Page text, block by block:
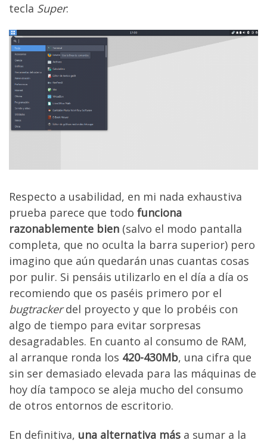
tecla Super:
Respecto a usabilidad, en mi nada exhaustiva
prueba parece que todo funciona
razonablemente bien (salvo el modo pantalla
completa, que no oculta la barra superior) pero
imagino que aún quedarán unas cuantas cosas
por pulir. Si pensáis utilizarlo en el día a día os
recomiendo que os paséis primero por el
bugtrackerdel proyecto y que lo probéis con
algo de tiempo para evitar sorpresas
desagradables. En cuanto al consumo de RAM,
al arranque ronda los 420-430Mb, una cifra que
sin ser demasiado elevada para las máquinas de
hoy día tampoco se aleja mucho del consumo
de otros entornos de escritorio.
En definitiva, una alternativa más a sumar a la